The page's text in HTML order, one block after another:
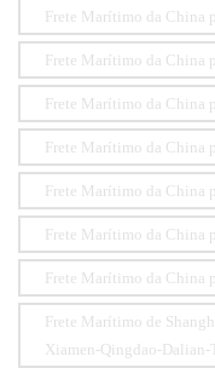
Frete Marítimo da China
Frete Marítimo da China
Frete Marítimo da China
Frete Marítimo da China
Frete Marítimo da China
Frete Marítimo da China
Frete Marítimo da China
Frete Marítimo de
Xiamen-Qingdao-